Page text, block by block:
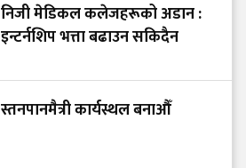
निजी मेडिकल कलेजहरूको अडान :
इन्टर्नशिप भत्ता बढाउन सकिदैन
स्तनपानमैत्री कार्यस्थल बनाऔँ